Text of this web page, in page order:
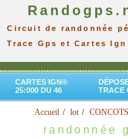
Circuit de randonnée
Trace Gps et Cartes Ign
CARTES IGN®
25:000 DU 46
TRACE
Accueil lot CONCOTS
randonnée